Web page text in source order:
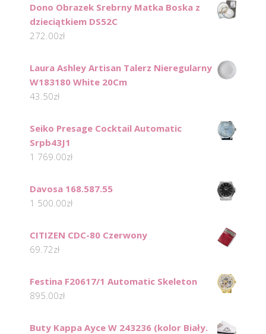
Dono Obrazek Srebrny Matka Boska z
dzieciątkiem DS52C
272.00zł
Laura Ashley Artisan Talerz Nieregularny
W183180 White 20Cm
43.50zł
Seiko Presage Cocktail Automatic
Srpb43J1
1 769.00zł
Davosa 168.587.55
1 500.00zł
CITIZEN CDC-80 Czerwony
69.72zł
Festina F20617/1 Automatic Skeleton
895.00zł
Buty Kappa Ayce W 243236 (kolor Biały.